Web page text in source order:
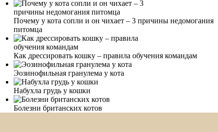
Почему у кота сопли и он чихает – 3 причины недомогания
питомца
Как дрессировать кошку – правила обучения командам
Эозинофильная гранулема у кота
Набухла грудь у кошки
Болезни британских котов